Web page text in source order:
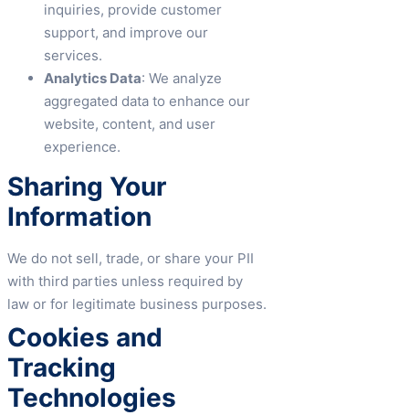
inquiries, provide customer
support, and improve our
services.
Analytics Data: We analyze
aggregated data to enhance our
website, content, and user
experience.
Sharing Your
Information
We do not sell, trade, or share your PII
with third parties unless required by
law or for legitimate business purposes.
Cookies and
Tracking
Technologies